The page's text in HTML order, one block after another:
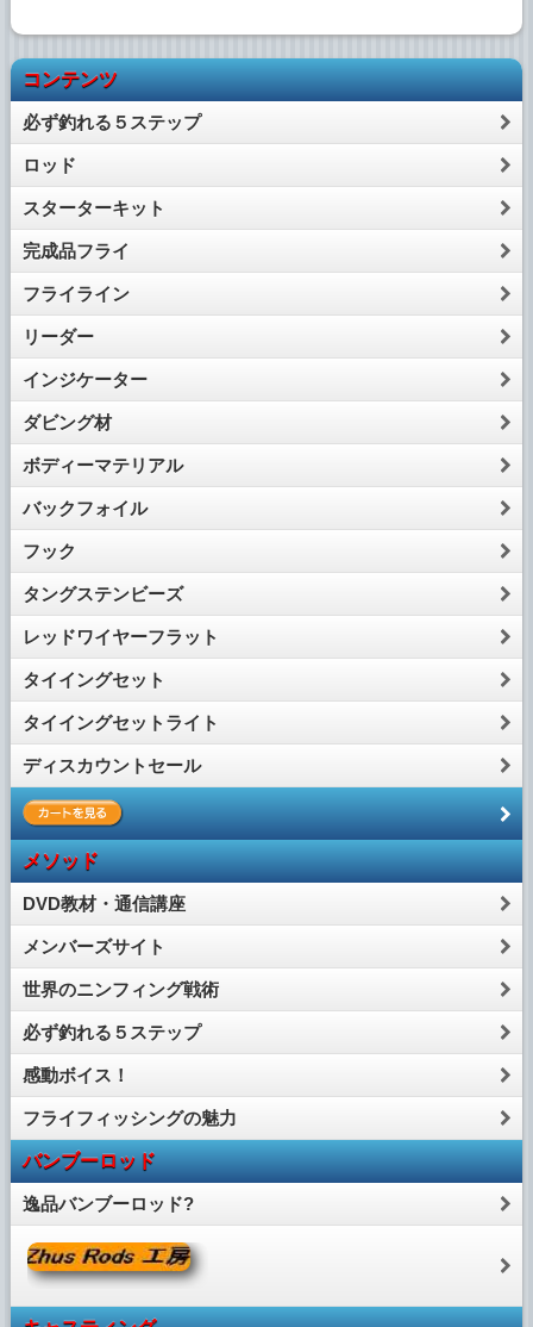
コンテンツ
必ず釣れる５ステップ
ロッド
スターターキット
完成品フライ
フライライン
リーダー
インジケーター
ダビング材
ボディーマテリアル
バックフォイル
フック
タングステンビーズ
レッドワイヤーフラット
タイイングセット
タイイングセットライト
ディスカウントセール
メソッド
DVD教材・通信講座
メンバーズサイト
世界のニンフィング戦術
必ず釣れる５ステップ
感動ボイス！
フライフィッシングの魅力
バンブーロッド
逸品バンブーロッド?